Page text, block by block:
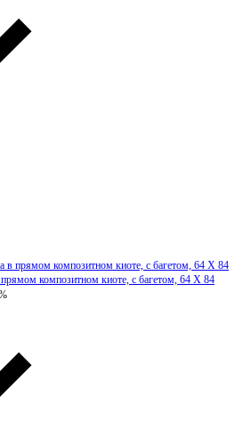
композитном киоте, с багетом, 64 Х 84